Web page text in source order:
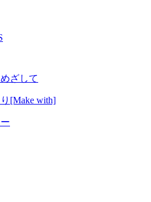
ざして
[Make with]